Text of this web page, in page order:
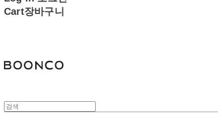
Cart장바구니